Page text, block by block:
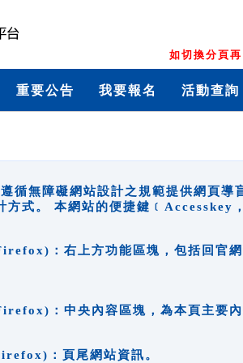
如切換分頁
重要公告 我要報名 活動查詢
循無障礙網站設計之規範提供網頁
式。 本網站的便捷鍵﹝Accesskey，
：右上方功能區塊，包括回官網
：中央內容區塊，為本頁主要內
：頁尾網站資訊。